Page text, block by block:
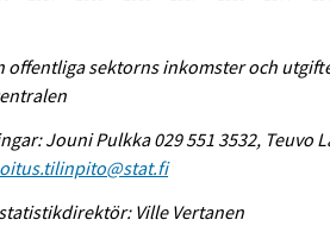
offentliga sektorns inkomster och
Jouni Pulkka 029 551 3532, Teuvo
Ville Vertanen